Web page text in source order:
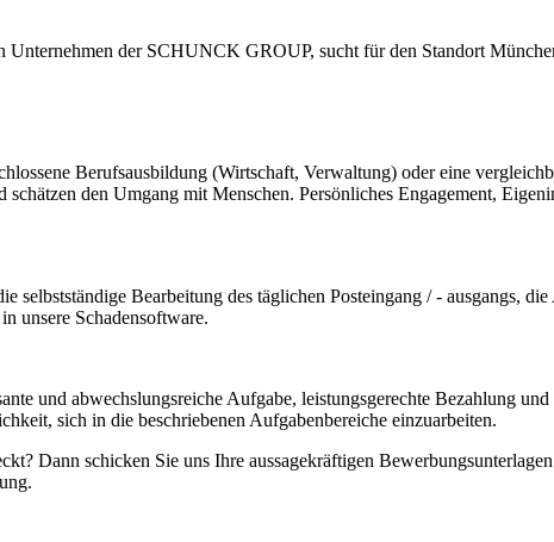
der SCHUNCK GROUP, sucht für den Standort
Berufsausbildung (Wirtschaft, Verwaltung) oder eine
schätzen den Umgang mit Menschen. Persönliches Engagement,
selbstständige Bearbeitung des täglichen Posteingang / - ausgangs,
unsere Schadensoftware.
und abwechslungsreiche Aufgabe, leistungsgerechte Bezahlung
sich in die beschriebenen Aufgabenbereiche einzuarbeiten.
Dann schicken Sie uns Ihre aussagekräftigen